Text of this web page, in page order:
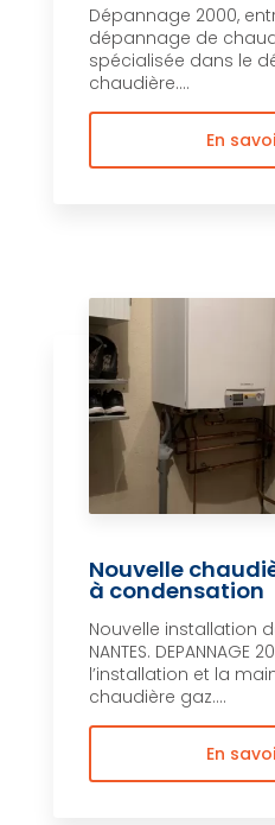
Dépannage 2000,
dépannage de
spécialisée dans le
chaudière....
En
Nouvelle
à condensation
Nouvelle installation
NANTES. DEPANNAGE
l’installation et la
chaudière gaz....
En